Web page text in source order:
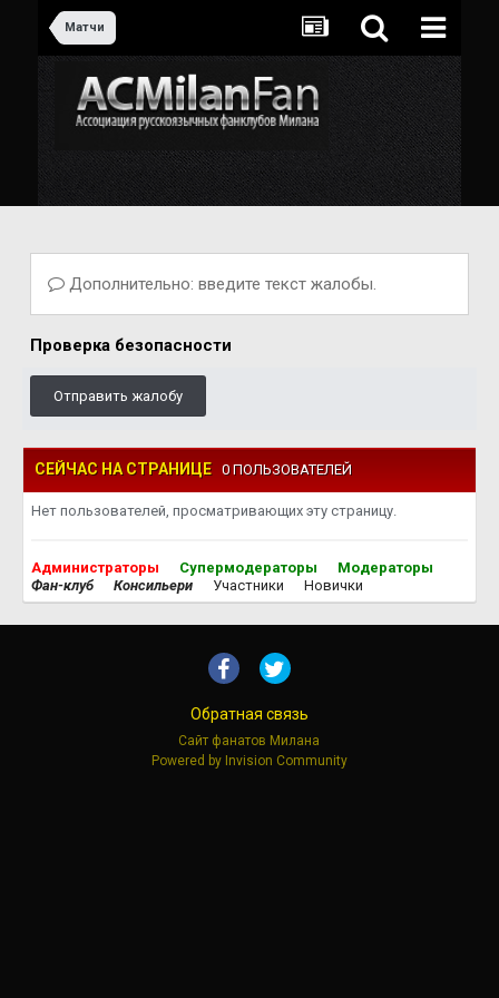
Матчи
Дополнительно: введите текст жалобы.
Проверка безопасности
Отправить жалобу
СЕЙЧАС НА СТРАНИЦЕ 0 ПОЛЬЗОВАТЕЛЕЙ
Нет пользователей, просматривающих эту страницу.
Администраторы Супермодераторы
Модераторы
Фан-клуб
Консильери Участники Новички
Обратная связь
Сайт фанатов Милана
Powered by Invision Community